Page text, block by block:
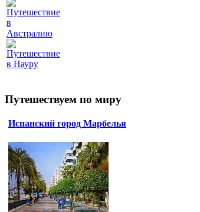
Путешествие
в
Австралию
Путешествие
в Науру
Путешествуем по миру
Испанский город Марбелья